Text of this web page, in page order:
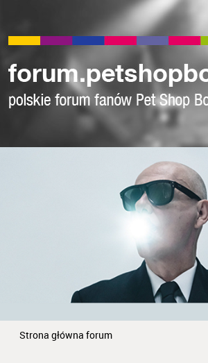
Strona główna forum